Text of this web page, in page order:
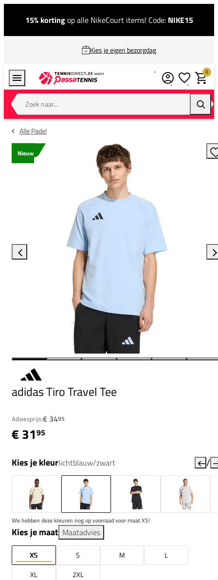
15% kortingop alle NikeCourt items! Code: NIKE15
Kies je eigen bezorgdag
Zoek naar...
0
Alle Padel
Nieuw
adidas Tiro Travel Tee
Adviesprijs:€ 3495
€ 3195
Kies je kleurlichtblauw/zwart /
We hebben deze kleuren nog op voorraad voor maat XS!
Kies je maat Maatadvies
XS S M
L
XL
2XL